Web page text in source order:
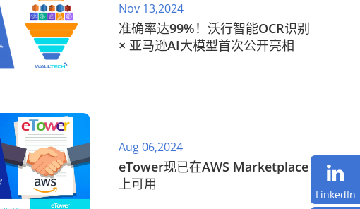
Nov 13,2024
准确率达99%！沃行智能OCR识别
× 亚马逊AI大模型首次公开亮相
Aug 06,2024
eTower现已在AWS Marketplace
上可用
LinkedIn